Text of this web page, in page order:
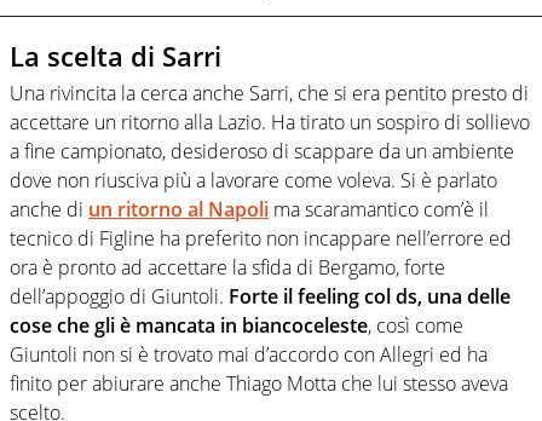
La scelta di Sarri
Una rivincita la cerca anche Sarri, che si era pentito presto di
accettare un ritorno alla Lazio. Ha tirato un sospiro di sollievo
a fine campionato, desideroso di scappare da un ambiente
dove non riusciva più a lavorare come voleva. Si è parlato
anche di un ritorno al Napoli ma scaramantico com’è il
tecnico di Figline ha preferito non incappare nell’errore ed
ora è pronto ad accettare la sfida di Bergamo, forte
dell’appoggio di Giuntoli. Forte il feeling col ds, una delle
cose che gli è mancata in biancoceleste, così come
Giuntoli non si è trovato mai d’accordo con Allegri ed ha
finito per abiurare anche Thiago Motta che lui stesso aveva
scelto.